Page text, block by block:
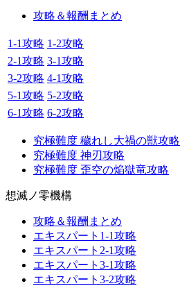
攻略＆報酬まとめ
1-1攻略 1-2攻略
2-1攻略 3-1攻略
3-2攻略 4-1攻略
5-1攻略 5-2攻略
6-1攻略 6-2攻略
究極難度 穢れし大禍の獣攻略
究極難度 神刃攻略
究極難度 歪空の焔獄竜攻略
想滅ノ零機構
攻略＆報酬まとめ
エキスパート1-1攻略
エキスパート2-1攻略
エキスパート3-1攻略
エキスパート3-2攻略